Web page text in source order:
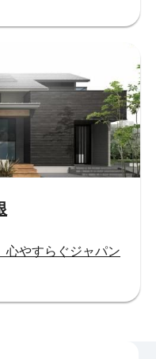
心やすらぐジャパン